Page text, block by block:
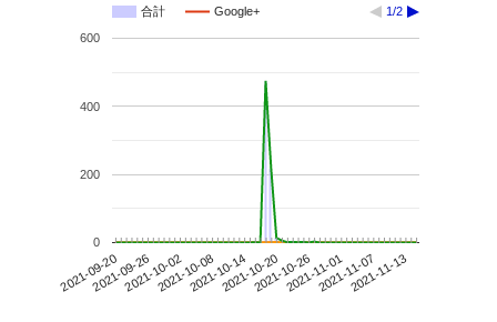
合計 Google+ 1/2
2021-09-202021-09-262021-10-022021-10-082021-10-142021-10-202021-10-262021-11-012021-11-072021-11-13
0
200
400
600